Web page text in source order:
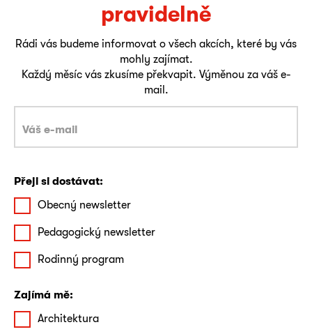
pravidelně
Rádi vás budeme informovat o všech akcích, které by vás
mohly zajímat.
Každý měsíc vás zkusíme překvapit. Výměnou za váš e-
mail.
Přeji si dostávat:
Obecný newsletter
Pedagogický newsletter
Rodinný program
Zajímá mě:
Architektura